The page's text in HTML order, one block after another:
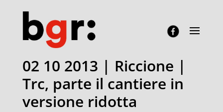
02 10 2013 | Riccione |
Trc, parte il cantiere in
versione ridotta